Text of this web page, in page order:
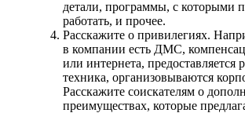
детали, программы, с которыми
работать, и прочее.
Расскажите о привилегиях.
в компании есть ДМС,
или интернета, предоставляется
техника, организовываются
Расскажите соискателям о
преимуществах, которые